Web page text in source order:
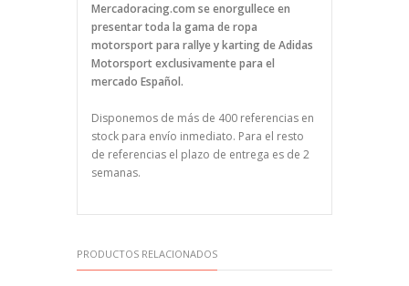
Mercadoracing.com se enorgullece en
presentar toda la gama de ropa
motorsport para rallye y karting de Adidas
Motorsport exclusivamente para el
mercado Español.
Disponemos de más de 400 referencias en
stock para envío inmediato. Para el resto
de referencias el plazo de entrega es de 2
semanas.
PRODUCTOS RELACIONADOS